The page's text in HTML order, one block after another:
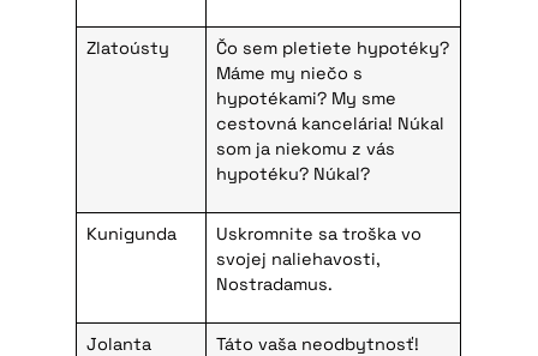
Zlatoústy
Čo sem pletiete hypotéky?
Máme my niečo s
hypotékami? My sme
cestovná kancelária! Núkal
som ja niekomu z vás
hypotéku? Núkal?
Kunigunda
Uskromnite sa troška vo
svojej naliehavosti,
Nostradamus.
Jolanta Táto vaša neodbytnosť!